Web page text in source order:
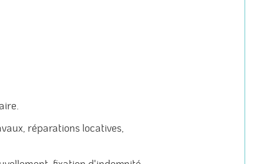
réparations locatives,